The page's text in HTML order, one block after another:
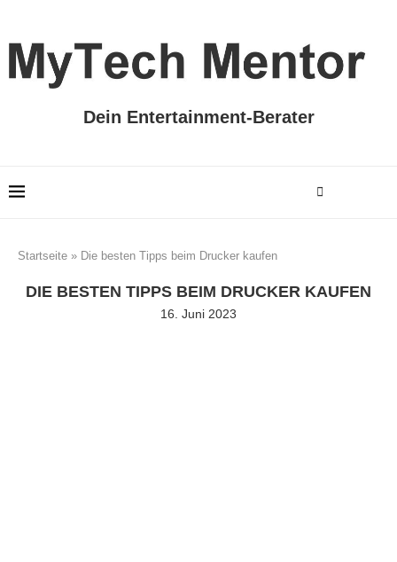
Dein Entertainment-Berater
Startseite » Die besten Tipps beim Drucker kaufen
DIE BESTEN TIPPS BEIM DRUCKER KAUFEN
16. Juni 2023